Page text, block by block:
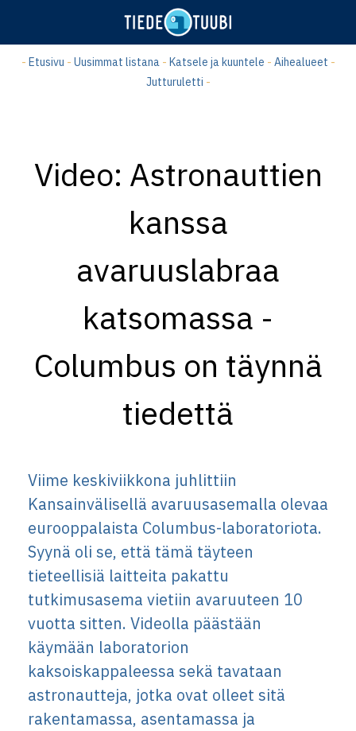
- Etusivu - Uusimmat listana- Katsele ja kuuntele - Aihealueet -
Jutturuletti -
Video: Astronauttien
kanssa
avaruuslabraa
katsomassa -
Columbus on täynnä
tiedettä
Viime keskiviikkona juhlittiin
Kansainvälisellä avaruusasemalla olevaa
eurooppalaista Columbus-laboratoriota.
Syynä oli se, että tämä täyteen
tieteellisiä laitteita pakattu
tutkimusasema vietiin avaruuteen 10
vuotta sitten. Videolla päästään
käymään laboratorion
kaksoiskappaleessa sekä tavataan
astronautteja, jotka ovat olleet sitä
rakentamassa, asentamassa ja